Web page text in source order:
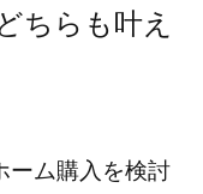
ちらも叶え
ーム購入を検討